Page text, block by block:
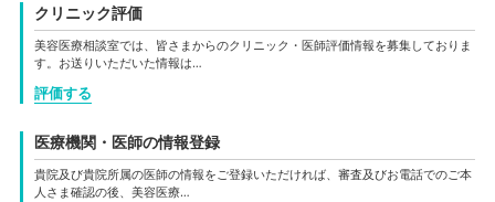
クリニック評価
美容医療相談室では、皆さまからのクリニック・医師評価情報を募集しておりま
す。お送りいただいた情報は…
評価する
医療機関・医師の情報登録
貴院及び貴院所属の医師の情報をご登録いただければ、審査及びお電話でのご本
人さま確認の後、美容医療…